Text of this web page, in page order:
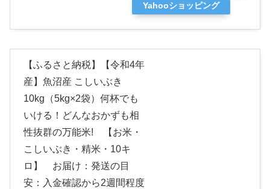
Yahooショッピング
【ふるさと納税】【令和4年
産】魚沼産 こしいぶき
10kg（5kg×2袋）何杯でも
いける！どんなおかずも相
性抜群の万能米! 【お米・
こしいぶき・精米・10キ
ロ】 お届け：発送の目
安：入金確認から2週間程度